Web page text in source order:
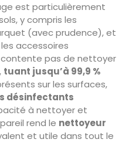
est particulièrement
y compris les
(avec prudence), et
accessoires
contente pas de nettoyer
tuant jusqu’à 99,9 %
sur les surfaces,
désinfectants
à nettoyer et
rend le nettoyeur
et utile dans tout le